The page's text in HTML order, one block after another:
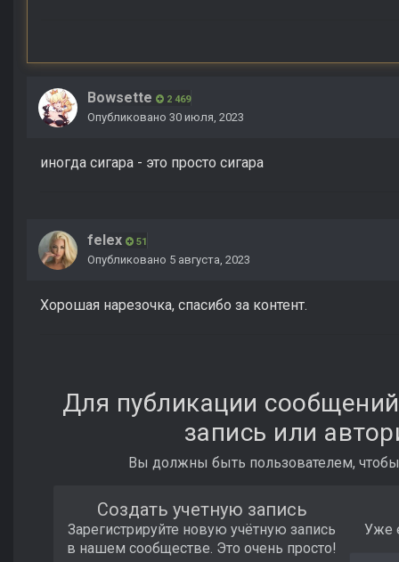
Bowsette 2 469
Опубликовано 30 июля, 2023
иногда сигара - это просто сигара
felex 51
Опубликовано 5 августа, 2023
Хорошая нарезочка, спасибо за контент.
Для публикации
запись или
Вы должны быть пользователем,
Создать учетную запись
Зарегистрируйте новую учётную запись
в нашем сообществе. Это очень просто!
Уже